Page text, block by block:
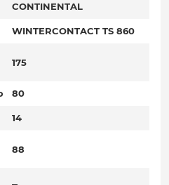
CONTINENTAL
WINTERCONTACT TS 860
175
80
14
88